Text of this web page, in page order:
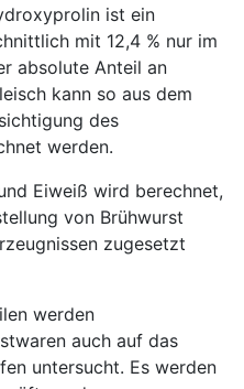
ist ein
mit 12,4 % nur im
absolute Anteil an
kann so aus dem
des
werden.
Eiweiß wird berechnet,
von Brühwurst
zugesetzt
werden
auch auf das
untersucht. Es werden